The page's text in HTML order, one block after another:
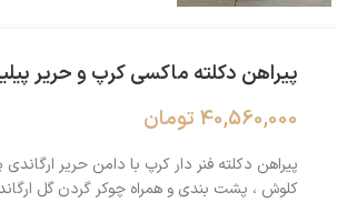
پیراهن دکلته ماکسی کرپ و حریر
40,560,000 تومان
کلوش ، پشت بندی و همراه چوکر گردن گل